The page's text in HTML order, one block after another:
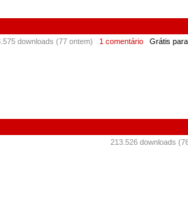
downloads (77 ontem) 1 comentário Grátis
213.526 downloads